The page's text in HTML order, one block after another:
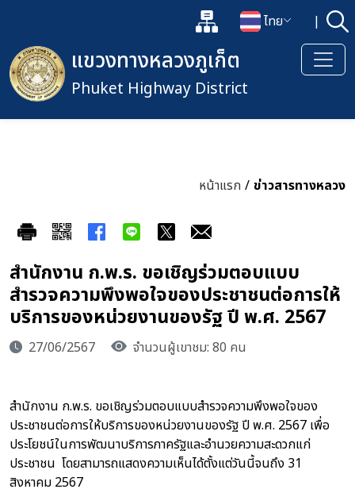
แผนผังเว็บไซต์
เปลี่ยนภาษา
ไทย | ค้
เปิดกล่องค้นหาข้อมูลหลักของเ
แขวงทางหลวงภูเก็ต
Phuket Highway District
หน้าแรก / ข่าวสารทางหลวง
สำนักงาน ก.พ.ร. ขอเชิญร่วมตอบแบบ
สำรวจความพึงพอใจของประชาชนต่อการให้
บริการของหน่วยงานของรัฐ ปี พ.ศ. 2567
27/06/2567 จำนวนผู้เขาชม: 80 คน
สำนักงาน ก.พ.ร. ขอเชิญร่วมตอบแบบสำรวจความพึงพอใจของ
ประชาชนต่อการให้บริการของหน่วยงานของรัฐ ปี พ.ศ. 2567 เพื่อ
ประโยชน์ในการพัฒนาบริการภาครัฐและอำนวยความสะดวกแก่
ประชาชน โดยสามารถแสดงความเห็นได้ตั้งแต่วันนี้จนถึง 31
สิงหาคม 2567